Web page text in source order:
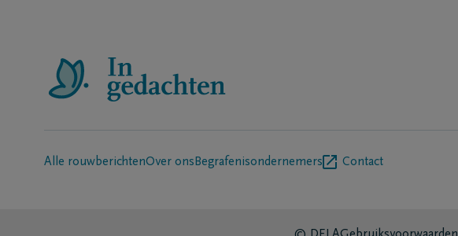
Alle rouwberichtenOver ons Begrafenisondernemers Contact